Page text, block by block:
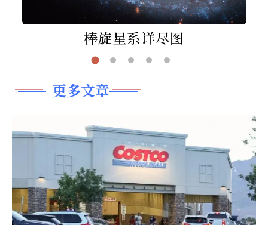
棒旋星系详尽图
更多文章